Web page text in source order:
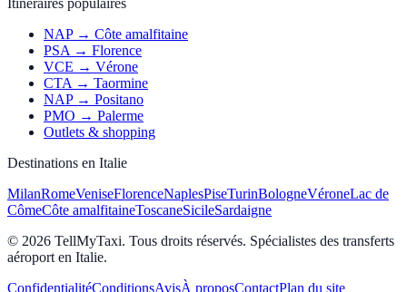
NAP → Côte amalfitaine
PSA → Florence
VCE → Vérone
CTA → Taormine
NAP → Positano
PMO → Palerme
Outlets & shopping
Destinations en Italie
MilanRomeVeniseFlorenceNaplesPiseTurinBologneVéroneLac de
CômeCôte amalfitaineToscaneSicileSardaigne
© 2026 TellMyTaxi. Tous droits réservés. Spécialistes des transferts
aéroport en Italie.
ConfidentialitéConditionsAvisÀ proposContactPlan du site